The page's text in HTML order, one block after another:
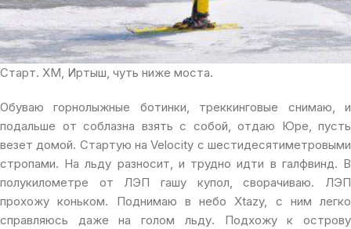
Старт. ХМ, Иртыш, чуть ниже моста.
Обуваю горнолыжные ботинки, треккинговые снимаю, и
подальше от соблазна взять с собой, отдаю Юре, пусть
везет домой. Стартую на Velocity с шестидесятиметровыми
стропами. На льду разносит, и трудно идти в галфвинд. В
полукилометре от ЛЭП гашу купол, сворачиваю. ЛЭП
прохожу коньком. Поднимаю в небо Xtazy, с ним легко
справляюсь даже на голом льду. Подхожу к острову